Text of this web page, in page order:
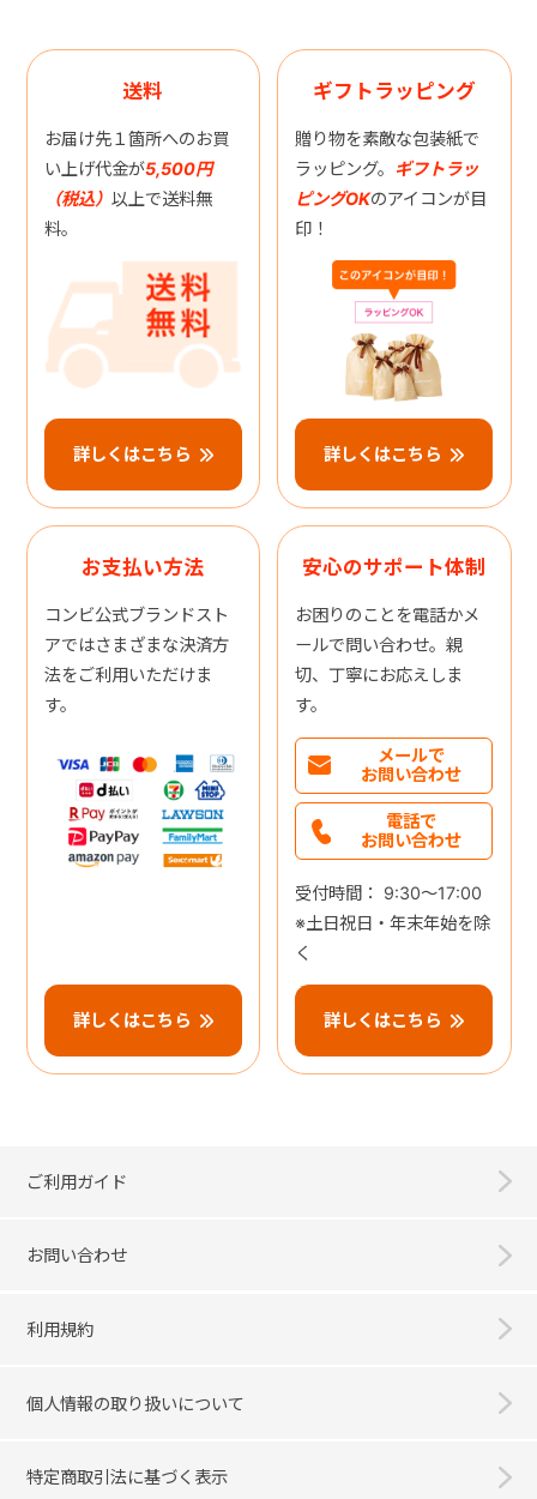
送料
お届け先１箇所へのお買
い上げ代金が5,500円
（税込） 以上で送料無
料。
詳しくはこちら
ギフトラッピング
贈り物を素敵な包装紙で
ラッピング。 ギフトラッ
ピングOKのアイコンが目
印！
詳しくはこちら
お支払い方法
コンビ公式ブランドスト
アではさまざまな決済方
法をご利用いただけま
す。
詳しくはこちら
安心のサポート体制
お困りのことを電話かメ
ールで問い合わせ。親
切、丁寧にお応えしま
す。
メールで
お問い合わせ
電話で
お問い合わせ
受付時間： 9:30～17:00
※土日祝日・年末年始を除
く
詳しくはこちら
ご利用ガイド
お問い合わせ
利用規約
個人情報の取り扱いについて
特定商取引法に基づく表示